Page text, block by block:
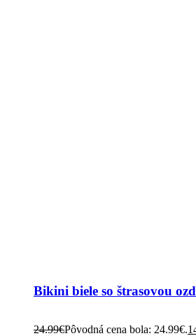
Bikini biele so štrasovou
24.99€Pôvodná cena bola: 24.99€.